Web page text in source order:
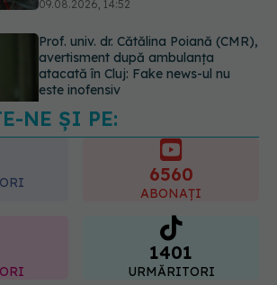
09.08.2026, 14:05
Greșeala periculoasă făcută de
bolnavii de rinichi în timpul caniculei
09.08.2026, 16:00
NE ȘI PE:
6560
ABONAȚI
1401
URMĂRITORI